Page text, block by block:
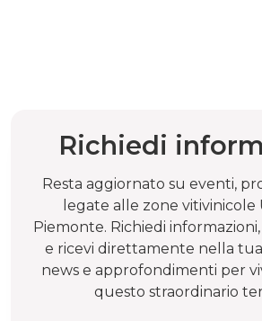
Richiedi
Resta aggiornato su eventi,
legate alle zone vitivinicole
Piemonte. Richiedi
e ricevi direttamente nella tua
news e approfondimenti per
questo straordinario